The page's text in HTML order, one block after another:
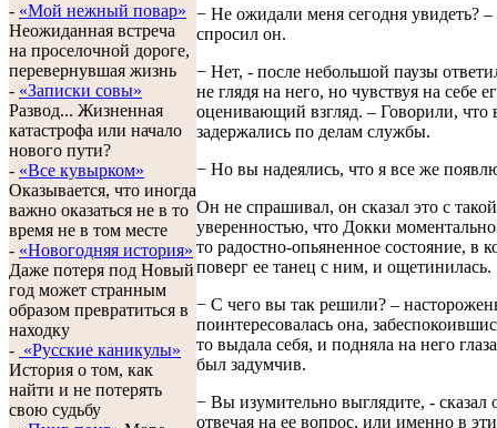
- «Мой нежный повар»
Неожиданная встреча
на проселочной дороге,
перевернувшая жизнь
- «Записки совы»
Развод... Жизненная
катастрофа или начало
нового пути?
- «Все кувырком»
Оказывается, что иногда
важно оказаться не в то
время не в том месте
- «Новогодняя история»
Даже потеря под Новый
год может странным
образом превратиться в
находку
- «Русские каникулы»
История о том, как
найти и не потерять
свою судьбу
− Не ожидали меня сегодня увидеть? –
спросил он.
− Нет, - после небольшой паузы
не глядя на него, но чувствуя на себе
оценивающий взгляд. – Говорили, что
задержались по делам службы.
− Но вы надеялись, что я все же
Он не спрашивал, он сказал это с такой
уверенностью, что Докки моментально
то радостно-опьяненное состояние, в
поверг ее танец с ним, и ощетинилась.
− С чего вы так решили? –
поинтересовалась она,
то выдала себя, и подняла на него
был задумчив.
− Вы изумительно выглядите, - сказал
отвечая на ее вопрос, или именно в